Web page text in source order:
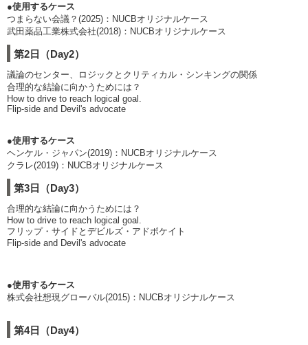
●使用するケース
つまらない会議？(2025)：NUCBオリジナルケース
武田薬品工業株式会社(2018)：NUCBオリジナルケース
第2日（Day2）
議論のセンター、ロジックとクリティカル・シンキングの関係
合理的な結論に向かうためには？
How to drive to reach logical goal.
Flip-side and Devil's advocate
●使用するケース
ヘンケル・ジャパン(2019)：NUCBオリジナルケース
クラレ(2019)：NUCBオリジナルケース
第3日（Day3）
合理的な結論に向かうためには？
How to drive to reach logical goal.
フリップ・サイドとデビルズ・アドボケイト
Flip-side and Devil's advocate
●使用するケース
株式会社想現グローバル(2015)：NUCBオリジナルケース
第4日（Day4）